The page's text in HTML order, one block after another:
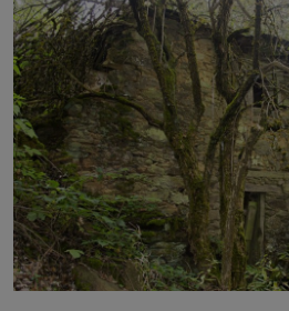
Misterios
Cultura
Mascotas
Viajes
Informatica
Cocina